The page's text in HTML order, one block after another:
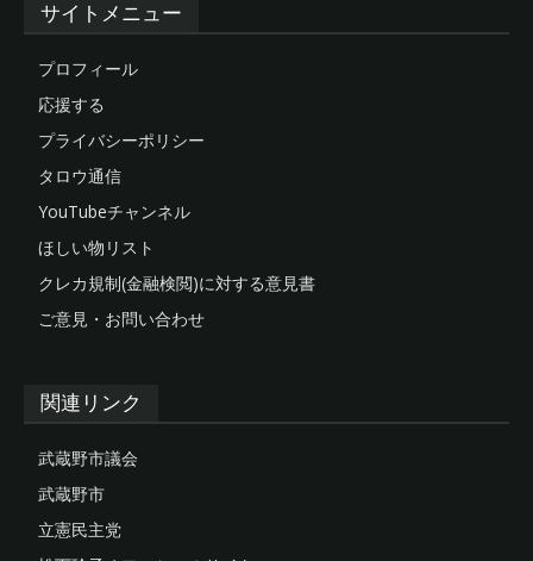
サイトメニュー
プロフィール
応援する
プライバシーポリシー
タロウ通信
YouTubeチャンネル
ほしい物リスト
クレカ規制(金融検閲)に対する意見書
ご意見・お問い合わせ
関連リンク
武蔵野市議会
武蔵野市
立憲民主党